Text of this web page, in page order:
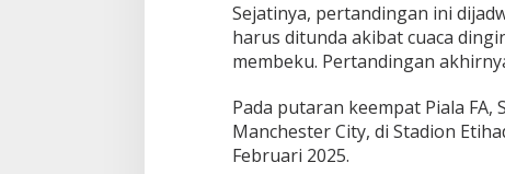
S
w
n
o
n
T
Sejatinya, pertandingan ini
harus ditunda akibat cuaca
membeku. Pertandingan
Pada putaran keempat Piala
Manchester City, di Stadion
Februari 2025.